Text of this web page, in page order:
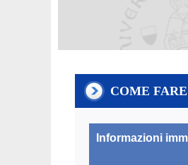
COME
Informazioni